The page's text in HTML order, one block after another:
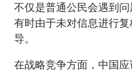
不仅是普通公民会遇到
有时由于未对信息进行
导。
在战略竞争方面，中国